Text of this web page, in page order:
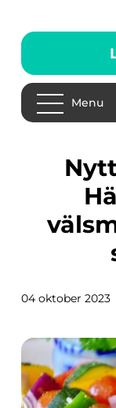
Menu
Nyttig banankaka
04 oktober 2023